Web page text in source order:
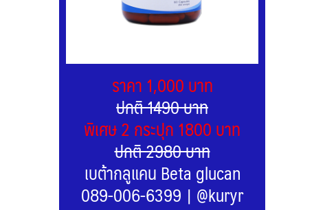
ราคา 1,000 บาท
ปกติ 1490 บาท
พิเศษ 2 กระปุก 1800 บาท
ปกติ 2980 บาท
เบต้ากลูแคน Beta glucan
089-006-6399 | @kuryr